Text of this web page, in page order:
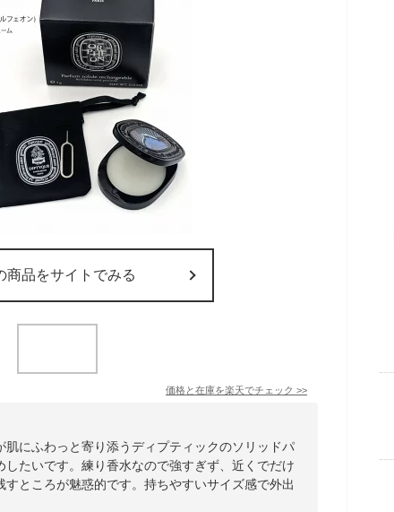
商品をサイトでみる
価格と在庫を楽天でチェック >>
にふわっと寄り添うディプティックのソリッドパ
たいです。練り香水なので強すぎず、近くでだけ
ところが魅惑的です。持ちやすいサイズ感で外出